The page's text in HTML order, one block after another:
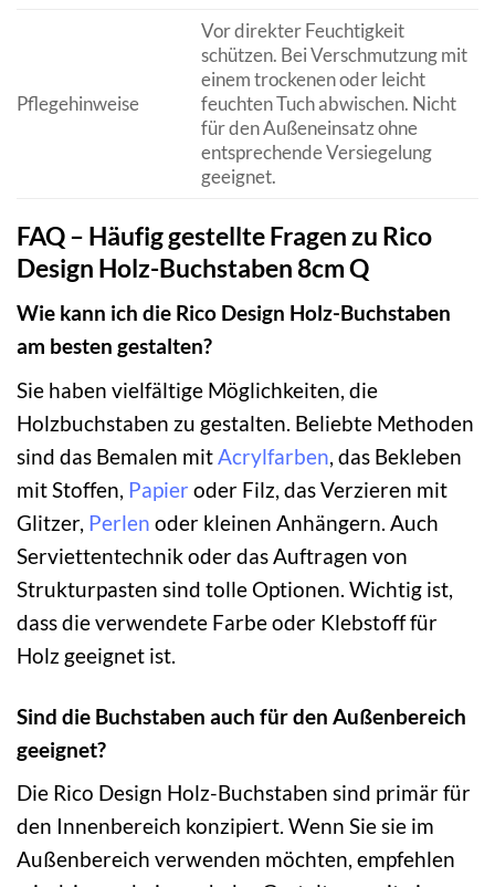
Pflegehinweise
Vor direkter Feuchtigkeit
schützen. Bei Verschmutzung mit
einem trockenen oder leicht
feuchten Tuch abwischen. Nicht
für den Außeneinsatz ohne
entsprechende Versiegelung
geeignet.
FAQ – Häufig gestellte Fragen zu Rico
Design Holz-Buchstaben 8cm Q
Wie kann ich die Rico Design Holz-Buchstaben
am besten gestalten?
Sie haben vielfältige Möglichkeiten, die
Holzbuchstaben zu gestalten. Beliebte Methoden
sind das Bemalen mitAcrylfarben, das Bekleben
mit Stoffen, Papier oder Filz, das Verzieren mit
Glitzer, Perlen oder kleinen Anhängern. Auch
Serviettentechnik oder das Auftragen von
Strukturpasten sind tolle Optionen. Wichtig ist,
dass die verwendete Farbe oder Klebstoff für
Holz geeignet ist.
Sind die Buchstaben auch für den Außenbereich
geeignet?
Die Rico Design Holz-Buchstaben sind primär für
den Innenbereich konzipiert. Wenn Sie sie im
Außenbereich verwenden möchten, empfehlen